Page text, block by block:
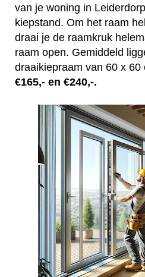
van je woning in
kiepstand. Om het raam
draai je de raamkruk
raam open. Gemiddeld
draaikiepraam van 60 x
€165,- en €240,-.